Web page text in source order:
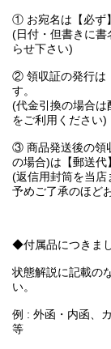
① お宛名は【必ず
(日付・但書きに書
らせ下さい)
② 領収証の発行は
す。
(代金引換の場合は
をご利用ください)
③ 商品発送後の領
の場合)は【郵送代
(返信用封筒を当店
予めご了承のほど
◆付属品につきま
状態解説に記載の
い。
例 : 外函・内函、
等